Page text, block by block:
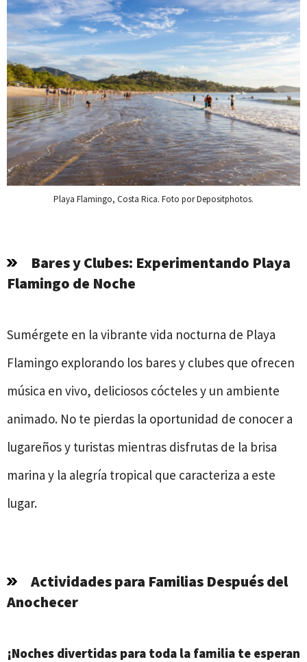
Playa Flamingo, Costa Rica. Foto por Depositphotos.
Bares y Clubes: Experimentando Playa
Flamingo de Noche
Sumérgete en la vibrante vida nocturna de Playa
Flamingo explorando los bares y clubes que ofrecen
música en vivo, deliciosos cócteles y un ambiente
animado. No te pierdas la oportunidad de conocer a
lugareños y turistas mientras disfrutas de la brisa
marina y la alegría tropical que caracteriza a este
lugar.
Actividades para Familias Después del
Anochecer
¡Noches divertidas para toda la familia te esperan